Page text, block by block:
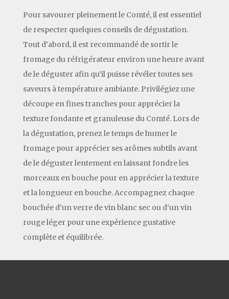
Pour savourer pleinement le Comté, il est essentiel
de respecter quelques conseils de dégustation.
Tout d’abord, il est recommandé de sortir le
fromage du réfrigérateur environ une heure avant
de le déguster afin qu’il puisse révéler toutes ses
saveurs à température ambiante. Privilégiez une
découpe en fines tranches pour apprécier la
texture fondante et granuleuse du Comté. Lors de
la dégustation, prenez le temps de humer le
fromage pour apprécier ses arômes subtils avant
de le déguster lentement en laissant fondre les
morceaux en bouche pour en apprécier la texture
et la longueur en bouche. Accompagnez chaque
bouchée d’un verre de vin blanc sec ou d’un vin
rouge léger pour une expérience gustative
complète et équilibrée.